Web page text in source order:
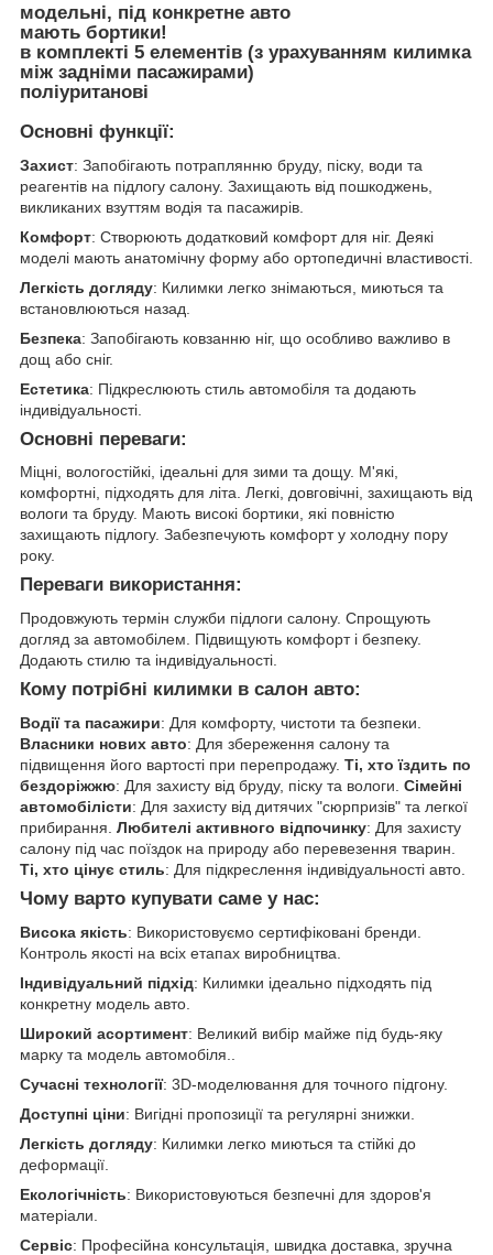
модельні, під конкретне авто
мають бортики!
в комплекті 5 елементів (з урахуванням килимка
між задніми пасажирами)
поліуританові
Основні функції:
Захист: Запобігають потраплянню бруду, піску, води та
реагентів на підлогу салону. Захищають від пошкоджень,
викликаних взуттям водія та пасажирів.
Комфорт: Створюють додатковий комфорт для ніг. Деякі
моделі мають анатомічну форму або ортопедичні властивості.
Легкість догляду: Килимки легко знімаються, миються та
встановлюються назад.
Безпека: Запобігають ковзанню ніг, що особливо важливо в
дощ або сніг.
Естетика: Підкреслюють стиль автомобіля та додають
індивідуальності.
Основні переваги:
Міцні, вологостійкі, ідеальні для зими та дощу. М'які,
комфортні, підходять для літа. Легкі, довговічні, захищають від
вологи та бруду. Мають високі бортики, які повністю
захищають підлогу. Забезпечують комфорт у холодну пору
року.
Переваги використання:
Продовжують термін служби підлоги салону. Спрощують
догляд за автомобілем. Підвищують комфорт і безпеку.
Додають стилю та індивідуальності.
Кому потрібні килимки в салон авто:
Водії та пасажири: Для комфорту, чистоти та безпеки.
Власники нових авто: Для збереження салону та
підвищення його вартості при перепродажу. Ті, хто їздить по
бездоріжжю: Для захисту від бруду, піску та вологи. Сімейні
автомобілісти: Для захисту від дитячих "сюрпризів" та легкої
прибирання. Любителі активного відпочинку: Для захисту
салону під час поїздок на природу або перевезення тварин.
Ті, хто цінує стиль: Для підкреслення індивідуальності авто.
Чому варто купувати саме у нас:
Висока якість: Використовуємо сертифіковані бренди.
Контроль якості на всіх етапах виробництва.
Індивідуальний підхід: Килимки ідеально підходять під
конкретну модель авто.
Широкий асортимент: Великий вибір майже під будь-яку
марку та модель автомобіля..
Сучасні технології: 3D-моделювання для точного підгону.
Доступні ціни: Вигідні пропозиції та регулярні знижки.
Легкість догляду: Килимки легко миються та стійкі до
деформації.
Екологічність: Використовуються безпечні для здоров'я
матеріали.
Сервіс: Професійна консультація, швидка доставка, зручна